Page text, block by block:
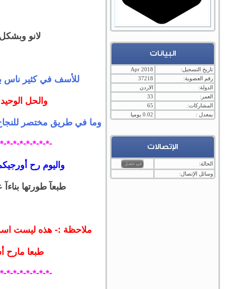
البيانات
تاريخ التسجيل:
Apr 2018
رقم العضوية:
37218
الدولة:
الاردن
العمر:
33
المشاركات:
65
بمعدل :
0.02 يوميا
الإتصالات
الحالة:
وسائل الإتصال:
لانو
للأسف في كثير ناس
والحل
وما في طريق مختصر
*-*-*-*-*-*-*-
واليوم رح أورجيكم
طبعآ طورتها
ملاحظة :- هذه ليست
طبعا مارح
*-*-*-*-*-*-*-